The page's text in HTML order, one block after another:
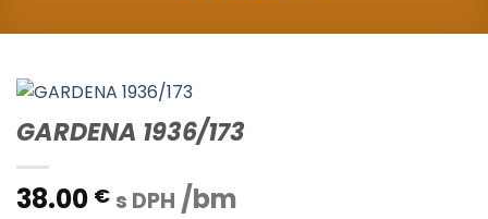
GARDENA 1936/173
38.00 € s DPH /bm